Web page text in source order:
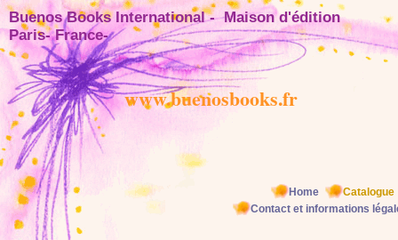
www.buenosbooks.fr
Buenos Books International - Maison
Paris- France-
Home
Catalogue
Contact et informations